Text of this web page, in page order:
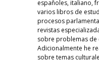
españoles, italiano,
varios libros de
procesos
revistas
sobre problemas
Adicionalmente he
sobre temas